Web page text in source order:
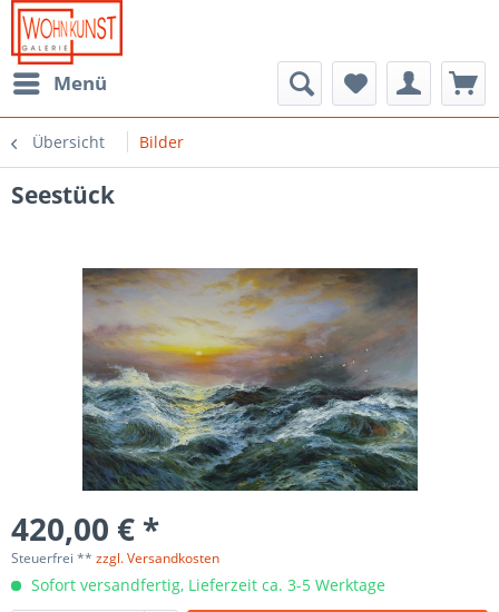
Menü
Übersicht Bilder
Seestück
420,00 € *
Steuerfrei ** zzgl. Versandkosten
Sofort versandfertig, Lieferzeit ca. 3-5 Werktage